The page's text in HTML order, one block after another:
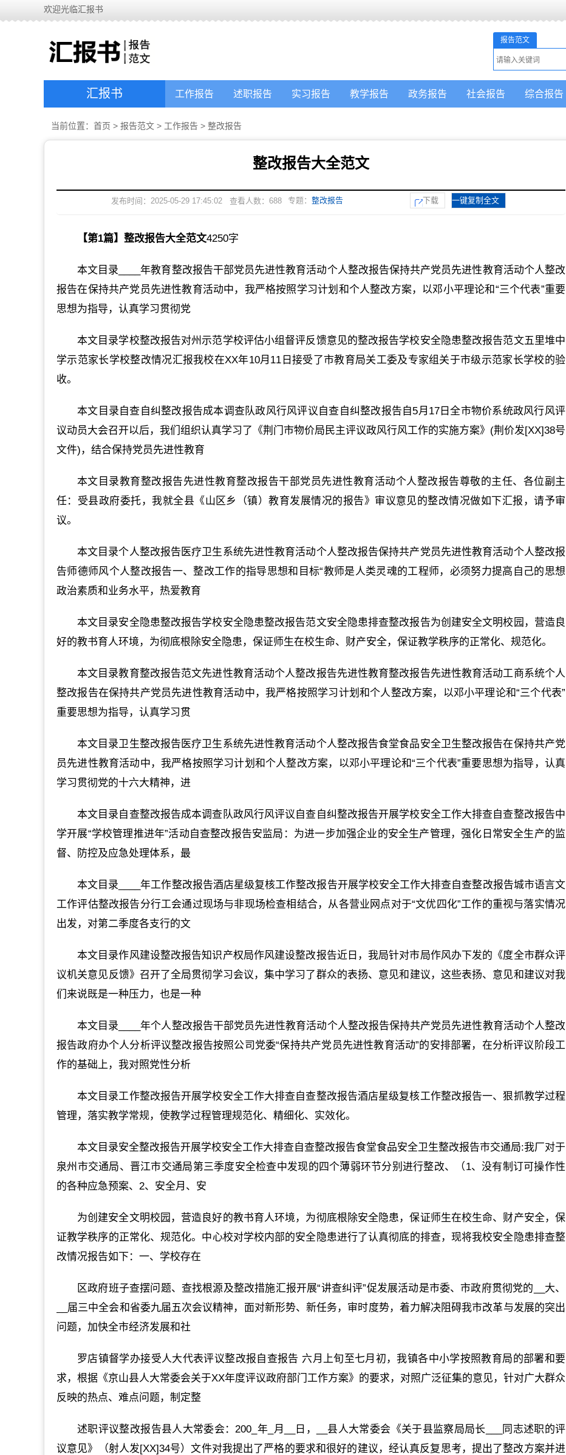
欢迎光临汇报书
报告范文
汇报书 工作报告 述职报告 实习报告 教学报告 政务报告 社会报告 综合报告
当前位置： 首页 > 报告范文 > 工作报告 > 整改报告
整改报告大全范文
发布时间：2025-05-29 17:45:02 查看人数： 688 专题： 整改报告 下载 一键复制全文
【第1篇】整改报告大全范文4250字
本文目录____年教育整改报告干部党员先进性教育活动个人整改报告保持共产党员先进性教育活动个人整改
报告在保持共产党员先进性教育活动中，我严格按照学习计划和个人整改方案，以邓小平理论和“三个代表”重要
思想为指导，认真学习贯彻党
本文目录学校整改报告对州示范学校评估小组督评反馈意见的整改报告学校安全隐患整改报告范文五里堆中
学示范家长学校整改情况汇报我校在XX年10月11日接受了市教育局关工委及专家组关于市级示范家长学校的验
收。
本文目录自查自纠整改报告成本调查队政风行风评议自查自纠整改报告自5月17日全市物价系统政风行风评
议动员大会召开以后，我们组织认真学习了《荆门市物价局民主评议政风行风工作的实施方案》(荆价发[XX]38号
文件)，结合保持党员先进性教育
本文目录教育整改报告先进性教育整改报告干部党员先进性教育活动个人整改报告尊敬的主任、各位副主
任：受县政府委托，我就全县《山区乡（镇）教育发展情况的报告》审议意见的整改情况做如下汇报，请予审
议。
本文目录个人整改报告医疗卫生系统先进性教育活动个人整改报告保持共产党员先进性教育活动个人整改报
告师德师风个人整改报告一、整改工作的指导思想和目标“教师是人类灵魂的工程师，必须努力提高自己的思想
政治素质和业务水平，热爱教育
本文目录安全隐患整改报告学校安全隐患整改报告范文安全隐患排查整改报告为创建安全文明校园，营造良
好的教书育人环境，为彻底根除安全隐患，保证师生在校生命、财产安全，保证教学秩序的正常化、规范化。
本文目录教育整改报告范文先进性教育活动个人整改报告先进性教育整改报告先进性教育活动工商系统个人
整改报告在保持共产党员先进性教育活动中，我严格按照学习计划和个人整改方案，以邓小平理论和“三个代表”
重要思想为指导，认真学习贯
本文目录卫生整改报告医疗卫生系统先进性教育活动个人整改报告食堂食品安全卫生整改报告在保持共产党
员先进性教育活动中，我严格按照学习计划和个人整改方案，以邓小平理论和“三个代表”重要思想为指导，认真
学习贯彻党的十六大精神，进
本文目录自查整改报告成本调查队政风行风评议自查自纠整改报告开展学校安全工作大排查自查整改报告中
学开展“学校管理推进年”活动自查整改报告安监局：为进一步加强企业的安全生产管理，强化日常安全生产的监
督、防控及应急处理体系，最
本文目录____年工作整改报告酒店星级复核工作整改报告开展学校安全工作大排查自查整改报告城市语言文
工作评估整改报告分行工会通过现场与非现场检查相结合，从各营业网点对于“文优四化”工作的重视与落实情况
出发，对第二季度各支行的文
本文目录作风建设整改报告知识产权局作风建设整改报告近日，我局针对市局作风办下发的《度全市群众评
议机关意见反馈》召开了全局贯彻学习会议，集中学习了群众的表扬、意见和建议，这些表扬、意见和建议对我
们来说既是一种压力，也是一种
本文目录____年个人整改报告干部党员先进性教育活动个人整改报告保持共产党员先进性教育活动个人整改
报告政府办个人分析评议整改报告按照公司党委“保持共产党员先进性教育活动”的安排部署，在分析评议阶段工
作的基础上，我对照党性分析
本文目录工作整改报告开展学校安全工作大排查自查整改报告酒店星级复核工作整改报告一、狠抓教学过程
管理，落实教学常规，使教学过程管理规范化、精细化、实效化。
本文目录安全整改报告开展学校安全工作大排查自查整改报告食堂食品安全卫生整改报告市交通局:我厂对于
泉州市交通局、晋江市交通局第三季度安全检查中发现的四个薄弱环节分别进行整改、（1、没有制订可操作性
的各种应急预案、2、安全月、安
为创建安全文明校园，营造良好的教书育人环境，为彻底根除安全隐患，保证师生在校生命、财产安全，保
证教学秩序的正常化、规范化。中心校对学校内部的安全隐患进行了认真彻底的排查，现将我校安全隐患排查整
改情况报告如下：一、学校存在
区政府班子查摆问题、查找根源及整改措施汇报开展“讲查纠评”促发展活动是市委、市政府贯彻党的__大、
__届三中全会和省委九届五次会议精神，面对新形势、新任务，审时度势，着力解决阻碍我市改革与发展的突出
问题，加快全市经济发展和社
罗店镇督学办接受人大代表评议整改报自查报告 六月上旬至七月初，我镇各中小学按照教育局的部署和要
求，根据《京山县人大常委会关于XX年度评议政府部门工作方案》的要求，对照广泛征集的意见，针对广大群众
反映的热点、难点问题，制定整
述职评议整改报告县人大常委会：200_年_月__日，__县人大常委会《关于县监察局局长___同志述职的评
议意见》（射人发[XX]34号）文件对我提出了严格的要求和很好的建议，经认真反复思考，提出了整改方案并进